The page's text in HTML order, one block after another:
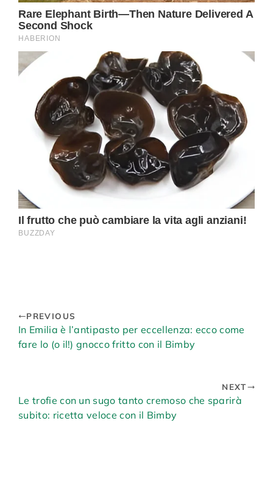
PREVIOUS
In Emilia è l’antipasto per eccellenza: ecco come
fare lo (o il!) gnocco fritto con il Bimby
NEXT
Le trofie con un sugo tanto cremoso che sparirà
subito: ricetta veloce con il Bimby